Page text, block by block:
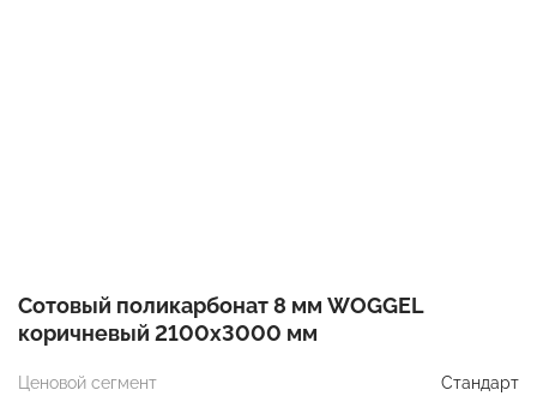
Сотовый поликарбонат 8 мм WOGGEL
коричневый 2100х3000 мм
Ценовой сегмент
Стандарт